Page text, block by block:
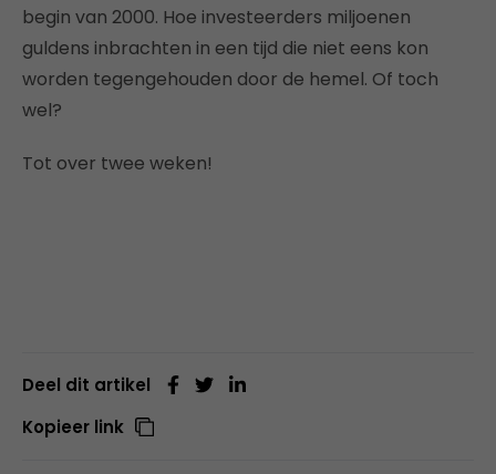
begin van 2000. Hoe investeerders miljoenen
guldens inbrachten in een tijd die niet eens kon
worden tegengehouden door de hemel. Of toch
wel?
Tot over twee weken!
Deel dit artikel
Kopieer link